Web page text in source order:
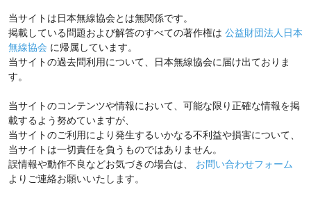
当サイトは日本無線協会とは無関係です。
掲載している問題および解答のすべての著作権は 公益財団法人日本
無線協会 に帰属しています。
当サイトの過去問利用について、日本無線協会に届け出ておりま
す。
当サイトのコンテンツや情報において、可能な限り正確な情報を掲
載するよう努めていますが、
当サイトのご利用により発生するいかなる不利益や損害について、
当サイトは一切責任を負うものではありません。
誤情報や動作不良などお気づきの場合は、 お問い合わせフォーム
よりご連絡お願いいたします。